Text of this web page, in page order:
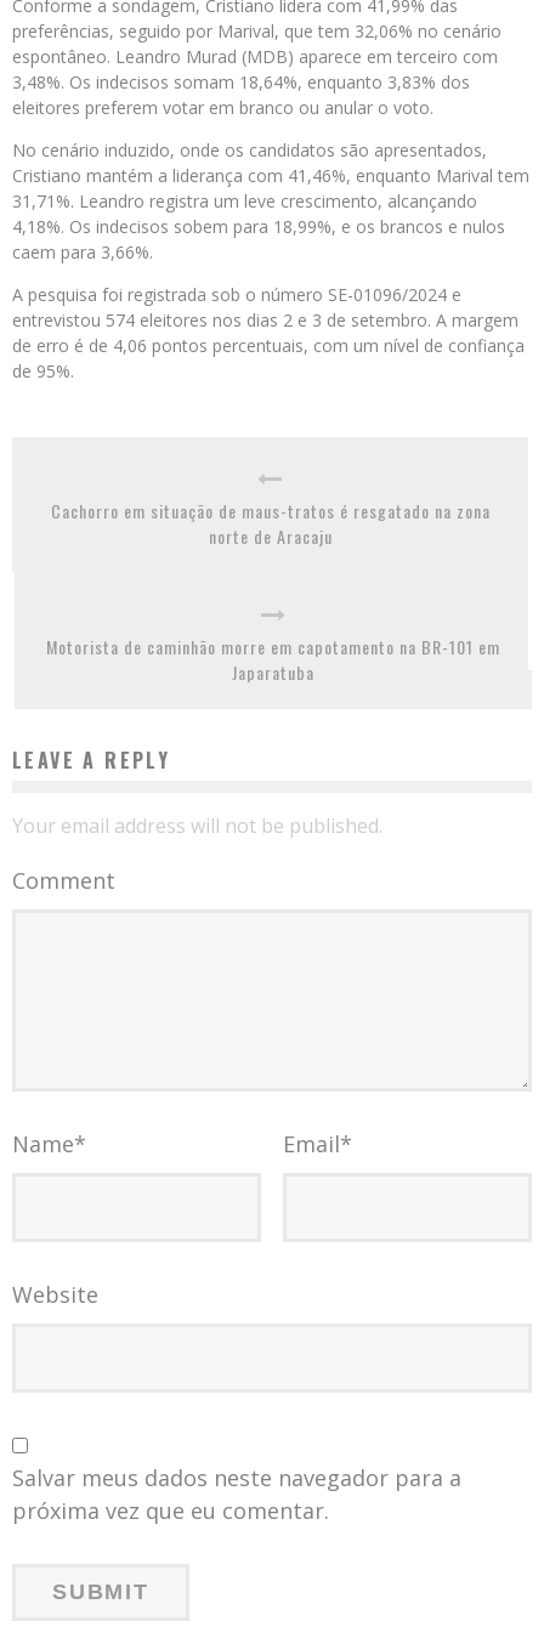
Conforme a sondagem, Cristiano lidera com 41,99% das
preferências, seguido por Marival, que tem 32,06% no cenário
espontâneo. Leandro Murad (MDB) aparece em terceiro com
3,48%. Os indecisos somam 18,64%, enquanto 3,83% dos
eleitores preferem votar em branco ou anular o voto.
No cenário induzido, onde os candidatos são apresentados,
Cristiano mantém a liderança com 41,46%, enquanto Marival tem
31,71%. Leandro registra um leve crescimento, alcançando
4,18%. Os indecisos sobem para 18,99%, e os brancos e nulos
caem para 3,66%.
A pesquisa foi registrada sob o número SE-01096/2024 e
entrevistou 574 eleitores nos dias 2 e 3 de setembro. A margem
de erro é de 4,06 pontos percentuais, com um nível de confiança
de 95%.
Cachorro em situação de maus-tratos é resgatado na zona
norte de Aracaju
Motorista de caminhão morre em capotamento na BR-101 em
Japaratuba
LEAVE A REPLY
Your email address will not be published.
Comment
Name* Email*
Website
Salvar meus dados neste navegador para a
próxima vez que eu comentar.